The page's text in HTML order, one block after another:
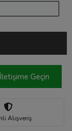
Geçin
Alışveriş